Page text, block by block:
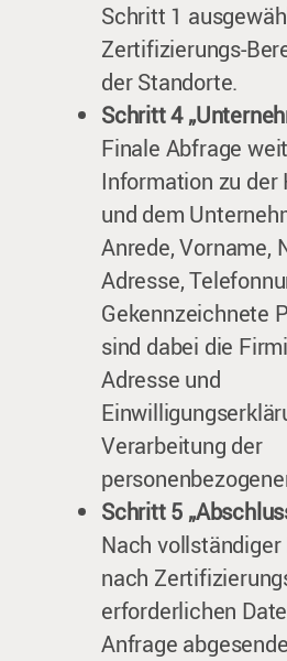
Schritt 1
Zertifizierungs-
der Standorte.
Schritt 4
Finale Abfrage
Information zu der
und dem
Anrede, Vorname,
Adresse,
Gekennzeichnete
sind dabei die
Adresse und
Verarbeitung der
Schritt 5
Nach vollständiger
nach
erforderlichen
Anfrage